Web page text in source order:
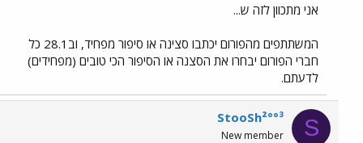
אני מתכוון לזה ש...
המשתתפים מהפורום יכתבו סצינה או סיפור מפחיד, וב28.1 כל
חברי הפורום יבחרו את הסצנה או הסיפור הכי טובים (מפחידים)
לדעתם.
S
StooSh²°°³
New member